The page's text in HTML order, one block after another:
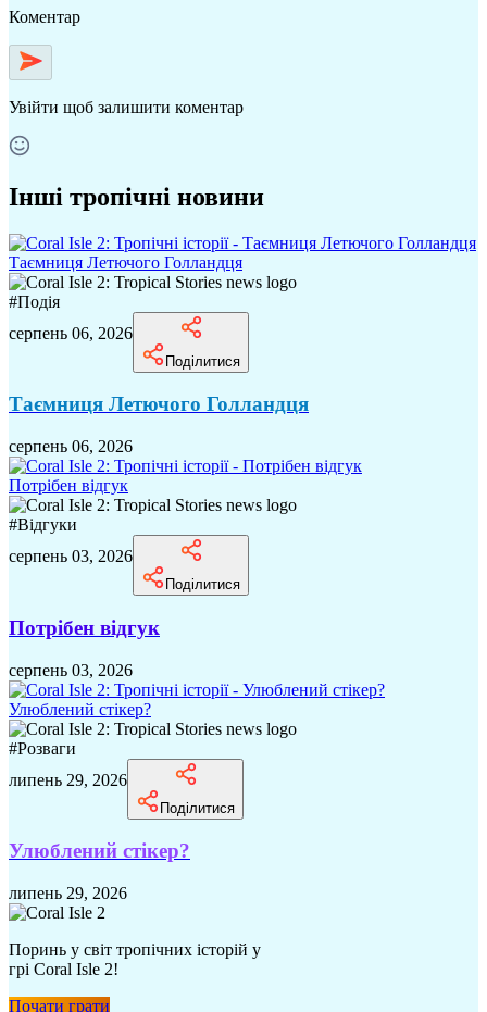
Коментар
Увійти щоб залишити коментар
Інші тропічні новини
Таємниця Летючого Голландця
#Подія
серпень 06, 2026
Поділитися
Таємниця Летючого Голландця
серпень 06, 2026
Потрібен відгук
#Відгуки
серпень 03, 2026
Поділитися
Потрібен відгук
серпень 03, 2026
Улюблений стікер?
#Розваги
липень 29, 2026
Поділитися
Улюблений стікер?
липень 29, 2026
Поринь у світ тропічних історій у
грі Coral Isle 2!
Почати грати